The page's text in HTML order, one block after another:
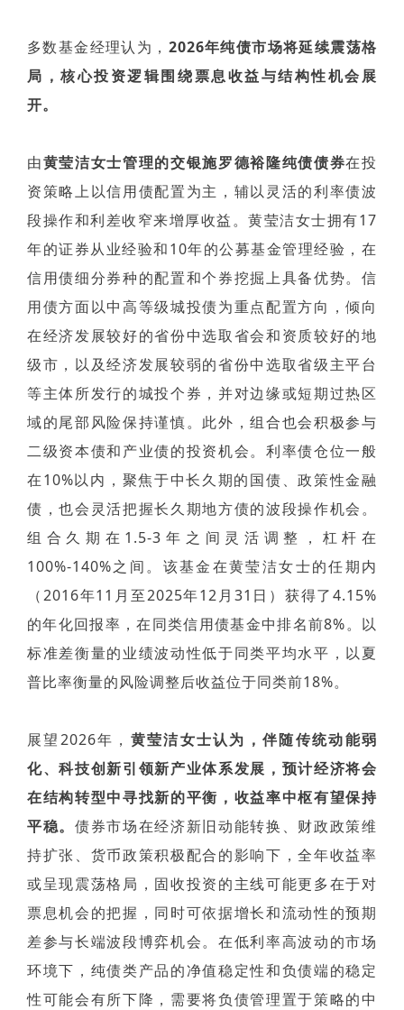
多数基金经理认为， 2026年纯债市场将延续震荡格
局，核心投资逻辑围绕票息收益与结构性机会展
开。
由黄莹洁女士管理的交银施罗德裕隆纯债债券在投
资策略上以信用债配置为主，辅以灵活的利率债波
段操作和利差收窄来增厚收益。黄莹洁女士拥有17
年的证券从业经验和10年的公募基金管理经验，在
信用债细分券种的配置和个券挖掘上具备优势。信
用债方面以中高等级城投债为重点配置方向，倾向
在经济发展较好的省份中选取省会和资质较好的地
级市，以及经济发展较弱的省份中选取省级主平台
等主体所发行的城投个券，并对边缘或短期过热区
域的尾部风险保持谨慎。此外，组合也会积极参与
二级资本债和产业债的投资机会。利率债仓位一般
在10%以内，聚焦于中长久期的国债、政策性金融
债，也会灵活把握长久期地方债的波段操作机会。
组合久期在1.5-3年之间灵活调整，杠杆在
100%-140%之间。该基金在黄莹洁女士的任期内
（2016年11月至2025年12月31日）获得了4.15%
的年化回报率，在同类信用债基金中排名前8%。以
标准差衡量的业绩波动性低于同类平均水平，以夏
普比率衡量的风险调整后收益位于同类前18%。
展望2026年， 黄莹洁女士认为，伴随传统动能弱
化、科技创新引领新产业体系发展，预计经济将会
在结构转型中寻找新的平衡，收益率中枢有望保持
平稳。 债券市场在经济新旧动能转换、财政政策维
持扩张、货币政策积极配合的影响下，全年收益率
或呈现震荡格局，固收投资的主线可能更多在于对
票息机会的把握，同时可依据增长和流动性的预期
差参与长端波段博弈机会。在低利率高波动的市场
环境下，纯债类产品的净值稳定性和负债端的稳定
性可能会有所下降，需要将负债管理置于策略的中